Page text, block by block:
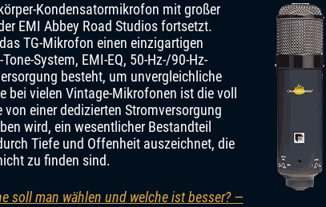
Kondensatormikrofon mit großer
EMI Abbey Road Studios fortsetzt.
TG-Mikrofon einen einzigartigen
System, EMI-EQ, 50-Hz-/90-Hz-
besteht, um unvergleichliche
vielen Vintage-Mikrofonen ist die voll
einer dedizierten Stromversorgung
wird, ein wesentlicher Bestandteil
Tiefe und Offenheit auszeichnet, die
zu finden sind.
soll man wählen und welche ist besser? —